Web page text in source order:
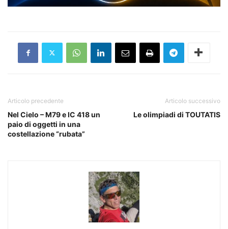
Articolo precedente
Nel Cielo – M79 e IC 418 un
paio di oggetti in una
costellazione “rubata”
Articolo successivo
Le olimpiadi di TOUTATIS